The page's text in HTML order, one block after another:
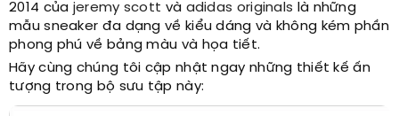
2014 của jeremy scott và adidas originals là những
mẫu sneaker đa dạng về kiểu dáng và không kém phần
phong phú về bảng màu và họa tiết.
Hãy cùng chúng tôi cập nhật ngay những thiết kế ấn
tượng trong bộ sưu tập này: